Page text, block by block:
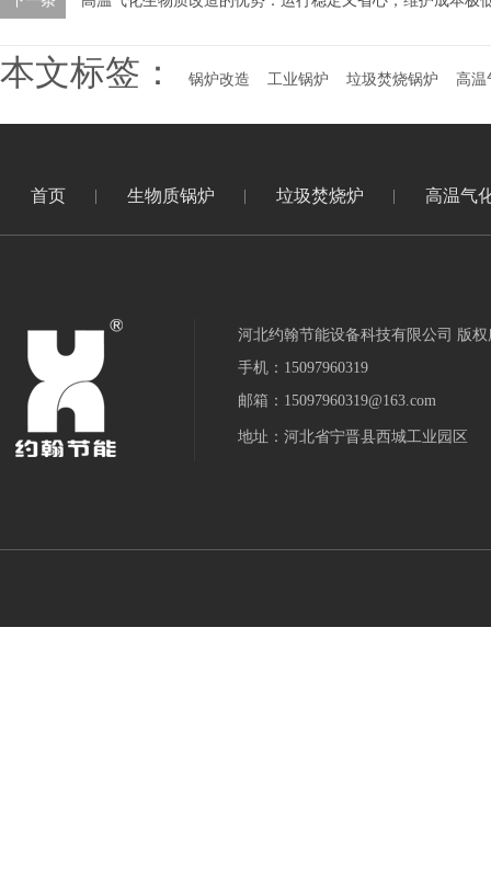
本文标签： 锅炉改造 工业锅炉 垃圾焚烧锅炉 高温
首页 生物质锅炉 垃圾焚烧炉 高温气
河北约翰节能设备科技有限公司 版权
手机：15097960319
邮箱：15097960319@163.com
地址：河北省宁晋县西城工业园区